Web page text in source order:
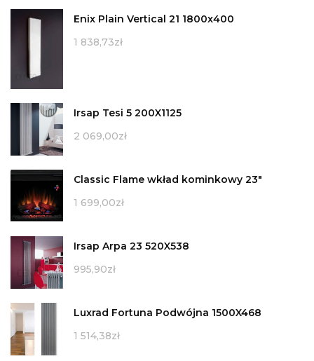
Enix Plain Vertical 21 1800x400
1 838,73zł
Irsap Tesi 5 200X1125
2 069,00zł
Classic Flame wkład kominkowy 23"
1 699,00zł
Irsap Arpa 23 520X538
995,90zł
Luxrad Fortuna Podwójna 1500X468
1 514,38zł